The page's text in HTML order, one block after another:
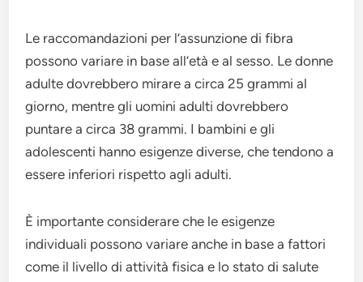
Le raccomandazioni per l’assunzione di fibra
possono variare in base all’età e al sesso. Le donne
adulte dovrebbero mirare a circa 25 grammi al
giorno, mentre gli uomini adulti dovrebbero
puntare a circa 38 grammi. I bambini e gli
adolescenti hanno esigenze diverse, che tendono a
essere inferiori rispetto agli adulti.
È importante considerare che le esigenze
individuali possono variare anche in base a fattori
come il livello di attività fisica e lo stato di salute